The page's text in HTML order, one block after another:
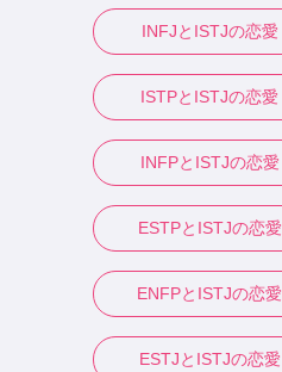
INFJと ISTJの恋愛
ISTPと ISTJの恋愛
INFPと ISTJの恋愛
ESTPと ISTJの恋愛
ENFPと ISTJの恋愛
ESTJと ISTJの恋愛